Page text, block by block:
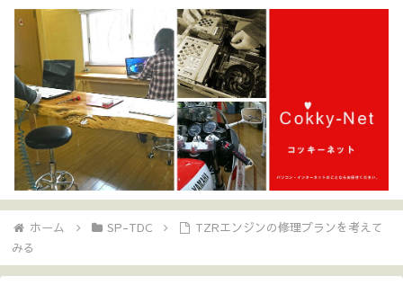
ホーム SP-TDC
TZRエンジンの修理プランを考えて
みる